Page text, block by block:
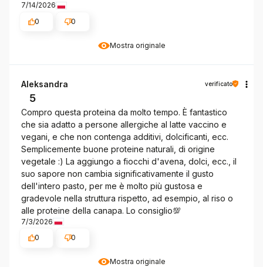
Mostra originale
7/14/2026
0
0
Mostra originale
Aleksandra verificato
5
Compro questa proteina da molto tempo. È fantastico
che sia adatto a persone allergiche al latte vaccino e
vegani, e che non contenga additivi, dolcificanti, ecc.
Semplicemente buone proteine naturali, di origine
vegetale :) La aggiungo a fiocchi d'avena, dolci, ecc., il
suo sapore non cambia significativamente il gusto
dell'intero pasto, per me è molto più gustosa e
gradevole nella struttura rispetto, ad esempio, al riso o
alle proteine della canapa. Lo consiglio💯
7/3/2026
0
0